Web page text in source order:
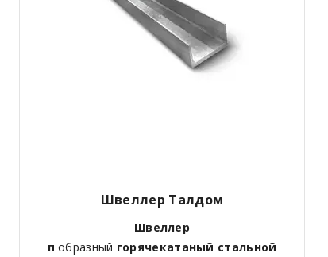
Швеллер Талдом
Швеллер
побразный горячекатаный стальной